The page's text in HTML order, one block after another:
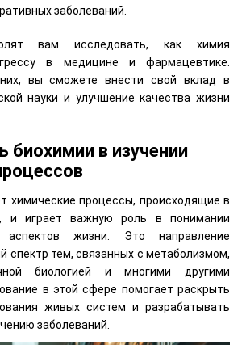
заболеваний.
вам исследовать, как химия
в медицине и фармацевтике.
вы сможете внести свой вклад в
науки и улучшение качества жизни
биохимии в изучении
химические процессы, происходящие в
и играет важную роль в понимании
аспектов жизни. Это направление
спектр тем, связанных с метаболизмом,
биологией и многими другими
в этой сфере помогает раскрыть
живых систем и разрабатывать
заболеваний.